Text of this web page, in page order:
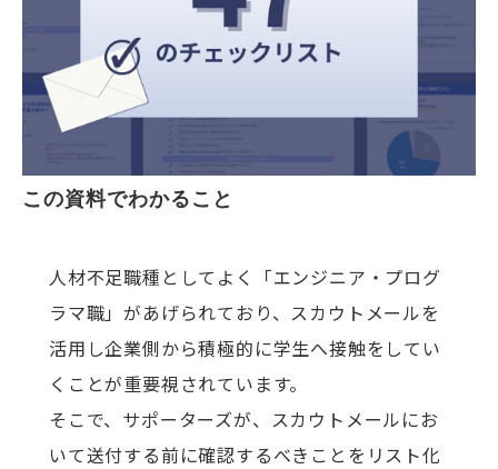
この資料でわかること
人材不足職種としてよく「エンジニア・プログ
ラマ職」があげられており、スカウトメールを
活用し企業側から積極的に学生へ接触をしてい
くことが重要視されています。
そこで、サポーターズが、スカウトメールにお
いて送付する前に確認するべきことをリスト化